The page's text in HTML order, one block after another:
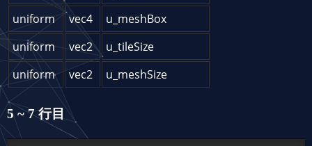
uniform
vec4
u_meshBox
uniform
vec2
u_tileSize
uniform
vec2 u_meshSize
5 ~ 7 行目